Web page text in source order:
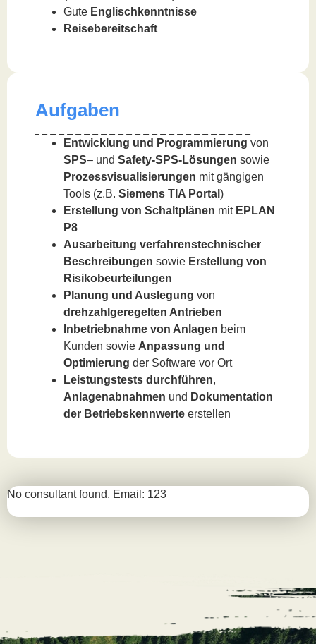
Gute Englischkenntnisse
Reisebereitschaft
Aufgaben
Entwicklung und Programmierung von
SPS– und Safety-SPS-Lösungen sowie
Prozessvisualisierungen mit gängigen
Tools (z.B. Siemens TIA Portal )
Erstellung von Schaltplänen mit EPLAN
P8
Ausarbeitung verfahrenstechnischer
Beschreibungen sowie Erstellung von
Risikobeurteilungen
Planung und Auslegung von
drehzahlgeregelten Antrieben
Inbetriebnahme von Anlagen beim
Kunden sowie Anpassung und
Optimierung der Software vor Ort
Leistungstests durchführen,
Anlagenabnahmen und Dokumentation
der Betriebskennwerte erstellen
No consultant found. Email: 123